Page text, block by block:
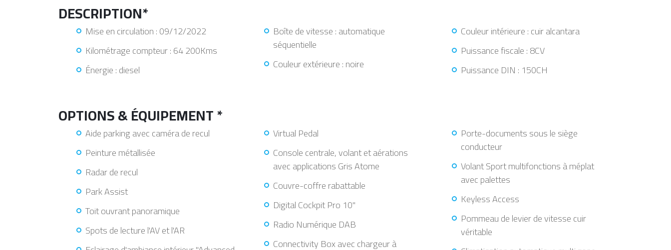
DESCRIPTION*
Mise en circulation : 09/12/2022
Kilométrage compteur : 64 200Kms
Énergie : diesel
Boîte de vitesse : automatique
séquentielle
Couleur extérieure : noire
Couleur intérieure : cuir alcantara
Puissance fiscale : 8CV
Puissance DIN : 150CH
OPTIONS & ÉQUIPEMENT *
Aide parking avec caméra de recul
Peinture métallisée
Radar de recul
Park Assist
Toit ouvrant panoramique
Spots de lecture l'AV et l'AR
Virtual Pedal
Console centrale, volant et aérations
avec applications Gris Atome
Couvre-coffre rabattable
Digital Cockpit Pro 10"
Radio Numérique DAB
Connectivity Box avec chargeur à
Porte-documents sous le siège
conducteur
Volant Sport multifonctions à méplat
avec palettes
Keyless Access
Pommeau de levier de vitesse cuir
véritable